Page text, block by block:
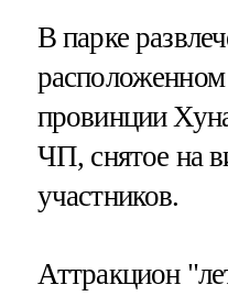
В парке
провинции
ЧП, снятое на
участников.
Аттракцион